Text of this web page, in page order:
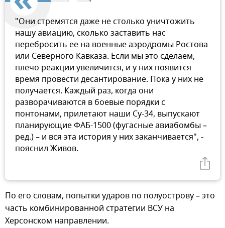
"Они стремятся даже не столько уничтожить
нашу авиацию, сколько заставить нас
перебросить ее на военные аэродромы Ростова
или Северного Кавказа. Если мы это сделаем,
плечо реакции увеличится, и у них появится
время провести десантирование. Пока у них не
получается. Каждый раз, когда они
разворачиваются в боевые порядки с
понтонами, прилетают наши Су-34, выпускают
планирующие ФАБ-1500 (фугасные авиабомбы –
ред.) – и вся эта история у них заканчивается", -
пояснил Живов.
По его словам, попытки ударов по полуострову – это
часть комбинированной стратегии ВСУ на
Херсонском направлении.